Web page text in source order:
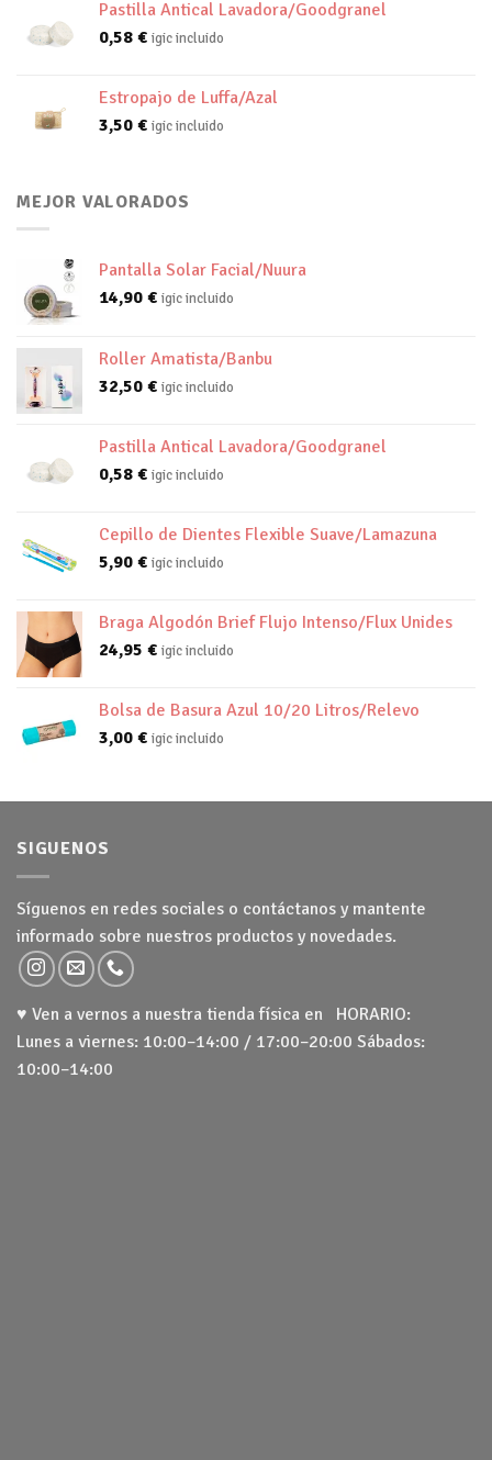
Pastilla Antical Lavadora/Goodgranel
0,58 € igic incluido
Estropajo de Luffa/Azal
3,50 € igic incluido
MEJOR VALORADOS
Pantalla Solar Facial/Nuura
14,90 € igic incluido
Roller Amatista/Banbu
32,50 € igic incluido
Pastilla Antical Lavadora/Goodgranel
0,58 € igic incluido
Cepillo de Dientes Flexible Suave/Lamazuna
5,90 € igic incluido
Braga Algodón Brief Flujo Intenso/Flux Unides
24,95 € igic incluido
Bolsa de Basura Azul 10/20 Litros/Relevo
3,00 € igic incluido
SIGUENOS
Síguenos en redes sociales o contáctanos y mantente
informado sobre nuestros productos y novedades.
♥ Ven a vernos a nuestra tienda física en HORARIO:
Lunes a viernes: 10:00–14:00 / 17:00–20:00 Sábados:
10:00–14:00